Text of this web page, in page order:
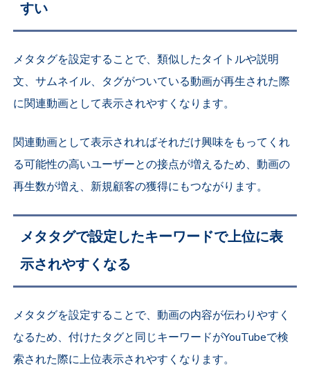
すい
メタタグを設定することで、類似したタイトルや説明
文、サムネイル、タグがついている動画が再生された際
に関連動画として表示されやすくなります。
関連動画として表示されればそれだけ興味をもってくれ
る可能性の高いユーザーとの接点が増えるため、動画の
再生数が増え、新規顧客の獲得にもつながります。
メタタグで設定したキーワードで上位に表
示されやすくなる
メタタグを設定することで、動画の内容が伝わりやすく
なるため、付けたタグと同じキーワードがYouTubeで検
索された際に上位表示されやすくなります。